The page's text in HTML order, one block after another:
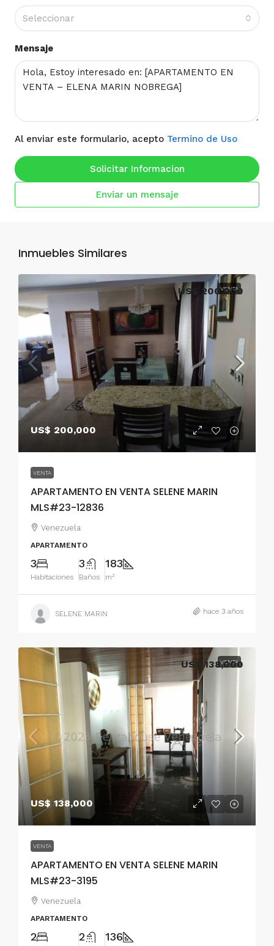
Seleccionar
Mensaje
Al enviar este formulario, acepto Termino de Uso
Solicitar Informacion
Enviar un mensaje
Inmuebles Similares
VENTA
US$ 200,000
VENTA
APARTAMENTO EN VENTA SELENE MARIN
MLS#23-12836
US$ 200,000
Venezuela
APARTAMENTO
3
Habitaciones
3
Baños
183
m²
SELENE MARIN hace 3 años
VENTA
US$ 138,000
VENTA
APARTAMENTO EN VENTA SELENE MARIN
MLS#23-3195
US$ 138,000
Venezuela
APARTAMENTO
2 2 136